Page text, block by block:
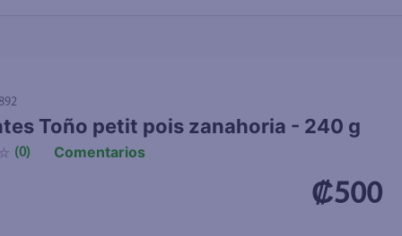
Toño petit pois zanahoria - 240 g
☆ (0) Comentarios
₡500